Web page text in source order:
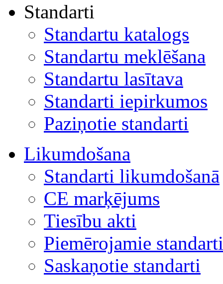
Standarti
Standartu katalogs
Standartu meklēšana
Standartu lasītava
Standarti iepirkumos
Paziņotie standarti
Likumdošana
Standarti likumdošanā
CE marķējums
Tiesību akti
Piemērojamie standarti
Saskaņotie standarti